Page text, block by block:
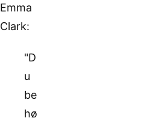
Emma
Clark:
"D
u
be
hø